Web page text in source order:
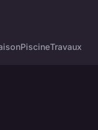
PiscineTravaux